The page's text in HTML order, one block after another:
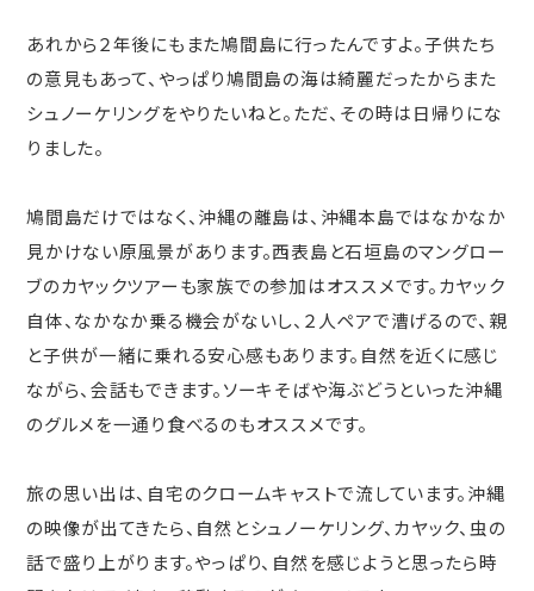
あれから２年後にもまた鳩間島に行ったんですよ。子供たち
の意見もあって、やっぱり鳩間島の海は綺麗だったからまた
シュノーケリングをやりたいねと。ただ、その時は日帰りにな
りました。
鳩間島だけではなく、沖縄の離島は、沖縄本島ではなかなか
見かけない原風景があります。西表島と石垣島のマングロー
ブのカヤックツアーも家族での参加はオススメです。カヤック
自体、なかなか乗る機会がないし、２人ペアで漕げるので、親
と子供が一緒に乗れる安心感もあります。自然を近くに感じ
ながら、会話もできます。ソーキそばや海ぶどうといった沖縄
のグルメを一通り食べるのもオススメです。
旅の思い出は、自宅のクロームキャストで流しています。沖縄
の映像が出てきたら、自然とシュノーケリング、カヤック、虫の
話で盛り上がります。やっぱり、自然を感じようと思ったら時